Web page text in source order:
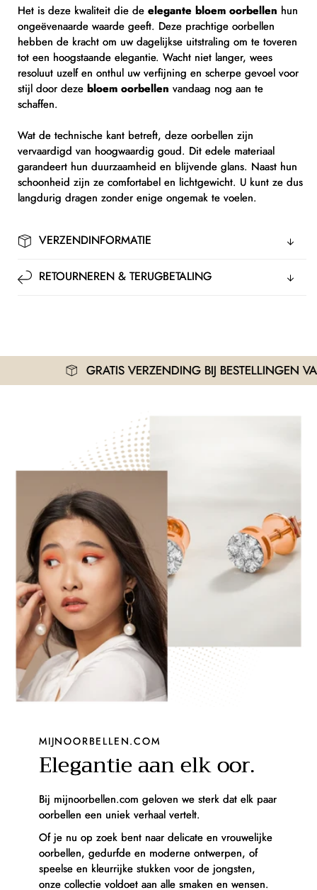
Het is deze kwaliteit die de elegante bloem oorbellen hun
ongeëvenaarde waarde geeft. Deze prachtige oorbellen
hebben de kracht om uw dagelijkse uitstraling om te toveren
tot een hoogstaande elegantie. Wacht niet langer, wees
resoluut uzelf en onthul uw verfijning en scherpe gevoel voor
stijl door deze bloem oorbellen vandaag nog aan te
schaffen.
Wat de technische kant betreft, deze oorbellen zijn
vervaardigd van hoogwaardig goud. Dit edele materiaal
garandeert hun duurzaamheid en blijvende glans. Naast hun
schoonheid zijn ze comfortabel en lichtgewicht. U kunt ze dus
langdurig dragen zonder enige ongemak te voelen.
VERZENDINFORMATIE
RETOURNEREN & TERUGBETALING
GRATIS VERZENDING BIJ BESTELLINGEN
MIJNOORBELLEN.COM
Elegantie aan elk oor.
Bij mijnoorbellen.com geloven we sterk dat elk paar
oorbellen een uniek verhaal vertelt.
Of je nu op zoek bent naar delicate en vrouwelijke
oorbellen, gedurfde en moderne ontwerpen, of
speelse en kleurrijke stukken voor de jongsten,
onze collectie voldoet aan alle smaken en wensen.